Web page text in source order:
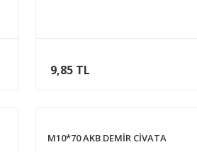
9,85 TL
M10*70 AKB DEMİR CİVATA